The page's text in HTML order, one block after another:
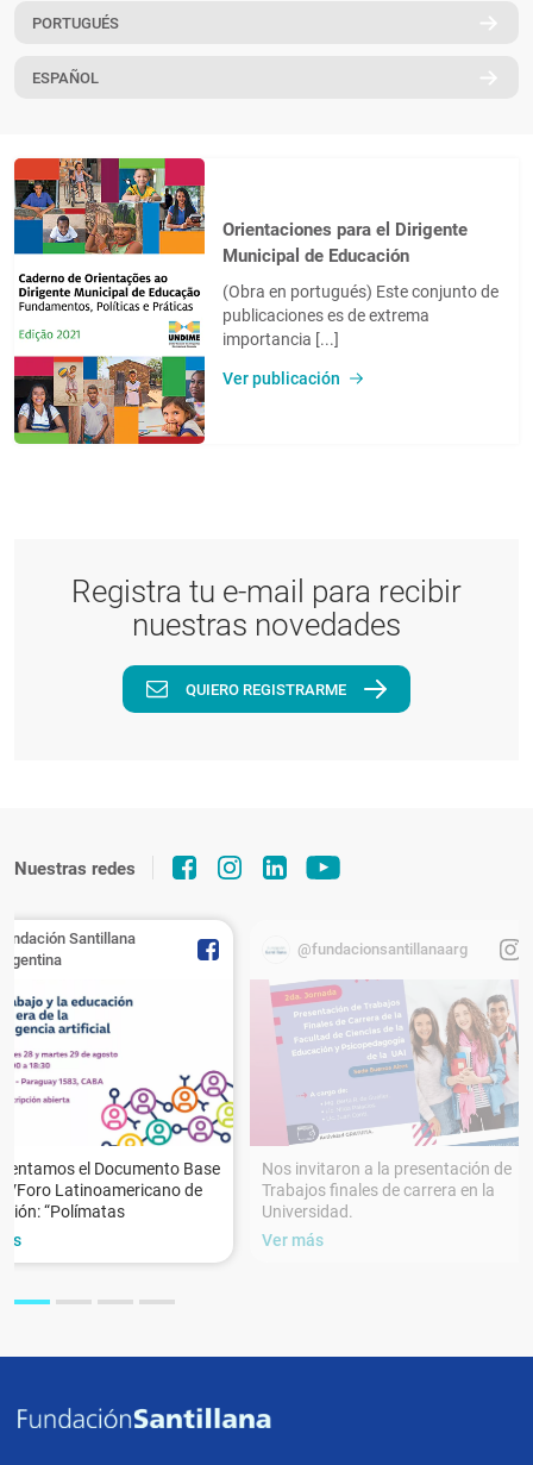
PT
PORTUGUÉS
ESPAÑOL
Orientaciones para el Dirigente
Municipal de Educación
(Obra en portugués) Este conjunto de
publicaciones es de extrema
importancia [...]
Ver publicación
Registra tu e-mail para recibir
nuestras novedades
QUIERO REGISTRARME
Nuestras redes
Santillana
el Documento Base
Latinoamericano de
“Polímatas
@fundacionsantillanaarg
Nos invitaron a la presentación de
Trabajos finales de carrera en la
Universidad.
Ver más